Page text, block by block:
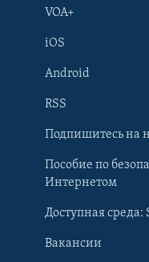
Learning English
VOA+
iOS
Android
RSS
Подпишитесь на
Пособие по
Интернетом
Доступная среда:
Вакансии